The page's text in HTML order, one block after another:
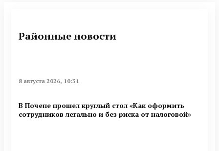
Районные новости
8 августа 2026, 10:31
В Почепе прошел круглый стол «Как оформить
сотрудников легально и без риска от налоговой»